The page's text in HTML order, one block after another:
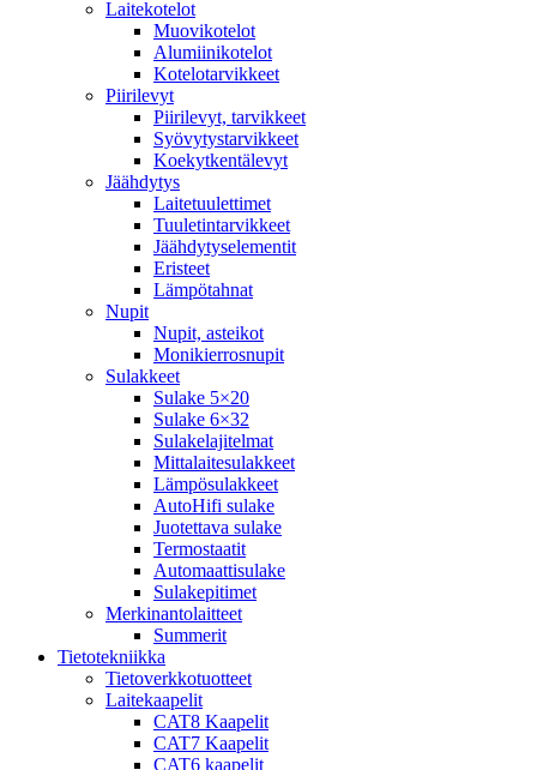
Laitekotelot
Muovikotelot
Alumiinikotelot
Kotelotarvikkeet
Piirilevyt
Piirilevyt, tarvikkeet
Syövytystarvikkeet
Koekytkentälevyt
Jäähdytys
Laitetuulettimet
Tuuletintarvikkeet
Jäähdytyselementit
Eristeet
Lämpötahnat
Nupit
Nupit, asteikot
Monikierrosnupit
Sulakkeet
Sulake 5×20
Sulake 6×32
Sulakelajitelmat
Mittalaitesulakkeet
Lämpösulakkeet
AutoHifi sulake
Juotettava sulake
Termostaatit
Automaattisulake
Sulakepitimet
Merkinantolaitteet
Summerit
Tietotekniikka
Tietoverkkotuotteet
Laitekaapelit
CAT8 Kaapelit
CAT7 Kaapelit
CAT6 kaapelit